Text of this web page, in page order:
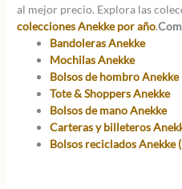
al mejor precio. Explora las
colecciones Anekke por año.
Bandoleras Anekke
Mochilas Anekke
Bolsos de hombro Anekke
Tote & Shoppers Anekke
Bolsos de mano Anekke
Carteras y billeteros
Bolsos reciclados Anekke